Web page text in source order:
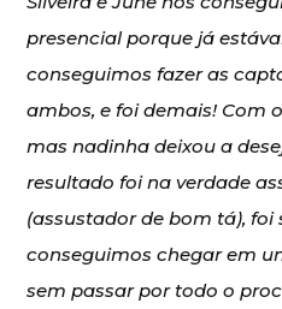
presencial porque já
conseguimos fazer as
ambos, e foi demais! Com
mas nadinha deixou a
resultado foi na verdade
(assustador de bom tá),
conseguimos chegar em
sem passar por todo o